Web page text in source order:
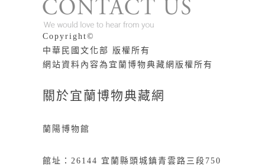
版權說明
Copyright©
中華民國文化部 版權所有
網站資料內容為宜蘭博物典藏網版權所有
關於宜蘭博物典藏網
蘭陽博物館
館址：26144 宜蘭縣頭城鎮青雲路三段750